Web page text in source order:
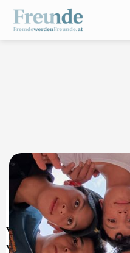
Wir fördern Begegnungen,
von Menschen mit Flucht-